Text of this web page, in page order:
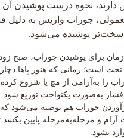
دارند، نحوه درست پوشیدن
جوراب واریس به دلیل
سخت‌تر پوشیده می‌شود.
زمان برای پوشیدن جوراب، صبح زود
است؛ زمانی که هنوز پاها
را به‌آرامی از مچ پا شروع
فشار به‌صورت یکنواخت توزیع شود.
جوراب هم توصیه می‌شود که
و مرحله‌به‌مرحله پایین بکشد
نشود.